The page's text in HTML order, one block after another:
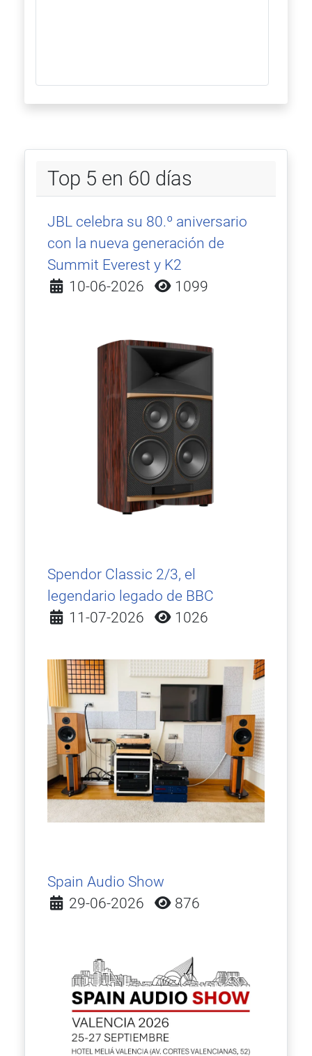
Top 5 en 60 días
JBL celebra su 80.º aniversario
con la nueva generación de
Summit Everest y K2
Detalles
10-06-2026 1099
Spendor Classic 2/3, el
legendario legado de BBC
Detalles
11-07-2026 1026
Spain Audio Show
Detalles
29-06-2026 876